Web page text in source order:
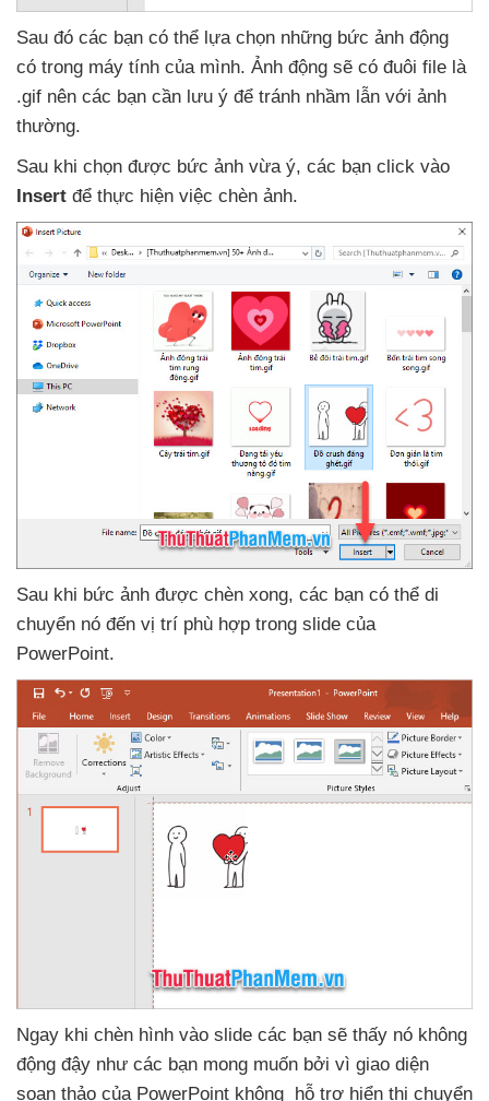
Sau đó các bạn có thể lựa chọn những bức ảnh động
có trong máy tính của mình. Ảnh động sẽ có đuôi file là
.gif nên các bạn cần lưu ý để tránh nhầm lẫn với ảnh
thường.
Sau khi chọn được bức ảnh vừa ý, các bạn click vào
Insert để thực hiện việc chèn ảnh.
Sau khi bức ảnh được chèn xong, các bạn có thể di
chuyển nó đến vị trí phù hợp trong slide của
PowerPoint.
Ngay khi chèn hình vào slide các bạn sẽ thấy nó không
động đậy như các bạn mong muốn bởi vì giao diện
soạn thảo của PowerPoint không hỗ trợ hiển thị chuyển